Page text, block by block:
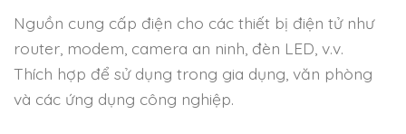
Nguồn cung cấp điện cho các thiết bị điện tử như
router, modem, camera an ninh, đèn LED, v.v.
Thích hợp để sử dụng trong gia dụng, văn phòng
và các ứng dụng công nghiệp.